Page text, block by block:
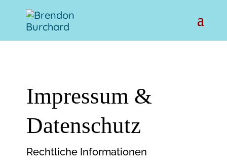
Impressum &
Datenschutz
Rechtliche Informationen